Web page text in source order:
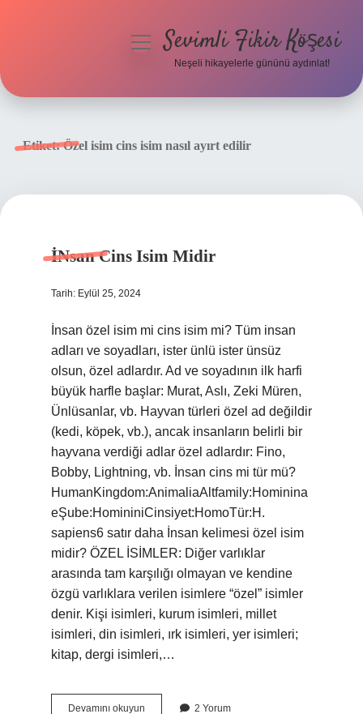
menüyüSevimli Fikir Köşesi
Neşeli hikayelerle gününü aydınlat!
Etiket:Özel isim cins isim nasıl ayırt edilir
İNsan Cins Isim Midir
Tarih: Eylül 25, 2024
İnsan özel isim mi cins isim mi? Tüm insan
adları ve soyadları, ister ünlü ister ünsüz
olsun, özel adlardır. Ad ve soyadının ilk harfi
büyük harfle başlar: Murat, Aslı, Zeki Müren,
Ünlüsanlar, vb. Hayvan türleri özel ad değildir
(kedi, köpek, vb.), ancak insanların belirli bir
hayvana verdiği adlar özel adlardır: Fino,
Bobby, Lightning, vb. İnsan cins mi tür mü?
HumanKingdom:AnimaliaAltfamily:Hominina
eŞube:HomininiCinsiyet:HomoTür:H.
sapiens6 satır daha İnsan kelimesi özel isim
midir? ÖZEL İSİMLER: Diğer varlıklar
arasında tam karşılığı olmayan ve kendine
özgü varlıklara verilen isimlere “özel” isimler
denir. Kişi isimleri, kurum isimleri, millet
isimleri, din isimleri, ırk isimleri, yer isimleri;
kitap, dergi isimleri,…
Devamını okuyun 2 Yorum